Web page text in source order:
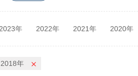
2023年 2022年 2021年 2020年
2018年